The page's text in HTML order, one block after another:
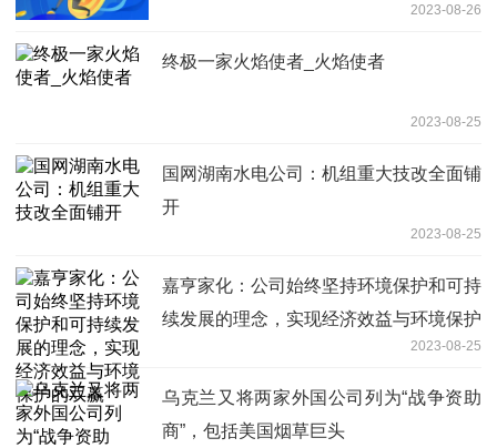
2023-08-26
终极一家火焰使者_火焰使者
2023-08-25
国网湖南水电公司：机组重大技改全面铺
开
2023-08-25
嘉亨家化：公司始终坚持环境保护和可持
续发展的理念，实现经济效益与环境保护
2023-08-25
乌克兰又将两家外国公司列为“战争资助
商”，包括美国烟草巨头